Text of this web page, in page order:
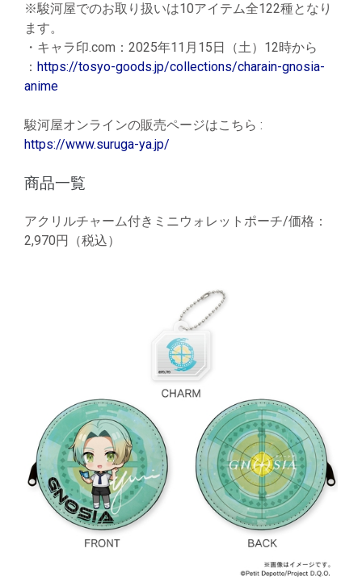
※駿河屋でのお取り扱いは10アイテム全122種となり
ます。
・キャラ印.com：2025年11月15日（土）12時から
： https://tosyo-goods.jp/collections/charain-gnosia-
anime
駿河屋オンラインの販売ページはこちら :
https://www.suruga-ya.jp/
商品一覧
アクリルチャーム付きミニウォレットポーチ/価格：
2,970円（税込）